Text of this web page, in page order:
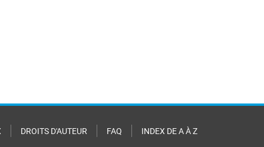
DROITS D'AUTEUR FAQ INDEX DE A À Z